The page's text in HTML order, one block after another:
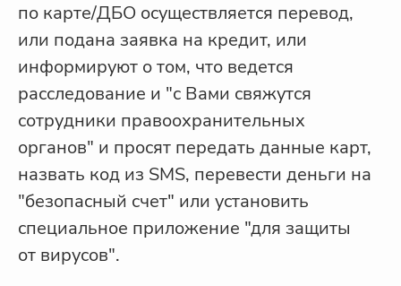
по карте/ДБО осуществляется перевод,
или подана заявка на кредит, или
информируют о том, что ведется
расследование и "с Вами свяжутся
сотрудники правоохранительных
органов" и просят передать данные карт,
назвать код из SMS, перевести деньги на
"безопасный счет" или установить
специальное приложение "для защиты
от вирусов".